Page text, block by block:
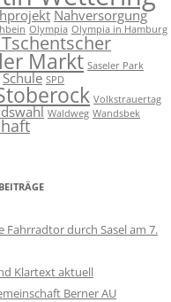
Nahversorgung
Olympia Olympia in Hamburg
Markt Saseler Park
Schule SPD
Volkstrauertag
Waldweg Wandsbek
Fahrradtor durch Sasel am 7.
Klartext aktuell
Berner AU